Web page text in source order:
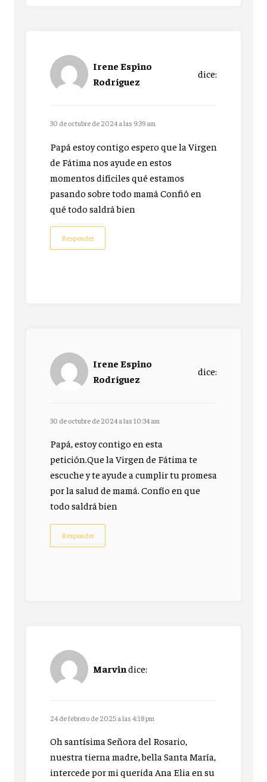
Irene Espino
Rodríguez
dice:
30 de octubre de 2024 a las 9:39 am
Papá estoy contigo espero que la Virgen
de Fátima nos ayude en estos
momentos difíciles qué estamos
pasando sobre todo mamá Confió en
qué todo saldrá bien
Responder
Irene Espino
Rodríguez
dice:
30 de octubre de 2024 a las 10:34 am
Papá, estoy contigo en esta
petición.Que la Virgen de Fátima te
escuche y te ayude a cumplir tu promesa
por la salud de mamá. Confío en que
todo saldrá bien
Responder
Marvindice:
24 de febrero de 2025 a las 4:18 pm
Oh santísima Señora del Rosario,
nuestra tierna madre, bella Santa María,
intercede por mi querida Ana Elia en su